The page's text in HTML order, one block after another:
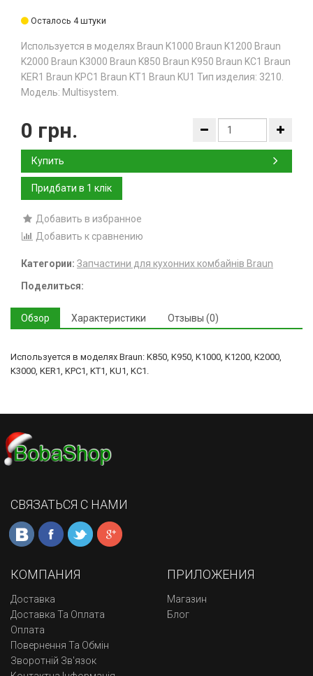
Осталось 4 штуки
Используется в моделях Braun K1000 Braun K1200 Braun
K2000 Braun K3000 Braun K850 Braun K950 Braun KC1 Braun
KER1 Braun KPC1 Braun KT1 Braun KU1 Тип изделия: 3210.
Модель: Multisystem.
0 грн.
Купить
Добавить в избранное
Добавить к сравнению
Категории: Запчастини для кухонних комбайнів Braun
Поделиться:
Обзор Характеристики Отзывы (0)
Используется в моделях Braun: K850, K950, K1000, K1200, K2000,
K3000, KER1, KPC1, KT1, KU1, KC1.
СВЯЗАТЬСЯ С НАМИ
КОМПАНИЯ
Доставка
Доставка Та Оплата
Оплата
Повернення Та Обмін
Зворотній Зв'язок
ПРИЛОЖЕНИЯ
Магазин
Блог